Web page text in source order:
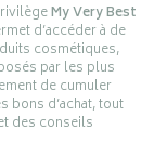
My Very Best
d’accéder à de
cosmétiques,
par les plus
de cumuler
bons d’achat, tout
des conseils